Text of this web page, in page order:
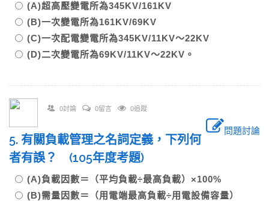
(A)超高壓變電所為345KV/161KV
(B)一次變電所為161KV/69KV
(C)一次配電變電所為345KV/11KV～22KV
(D)二次變電所為69KV/11KV～22KV。
0討論 0留言 0追蹤
問題討論
5. 有關負載管理之名詞定義，下列何
者有誤？ (105年度考題)
(A)負載因數＝（平均負載÷最高負載）×100%
(B)需量因數＝（用電端最高負載÷用電設備容量）